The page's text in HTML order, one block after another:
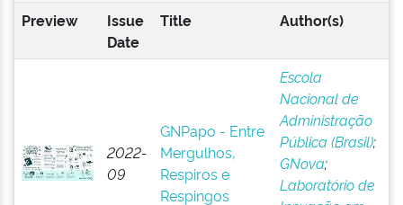
Preview
Issue
Date
Title Author(s)
2022-
09
GNPapo - Entre
Mergulhos,
Respiros e
Respingos
Escola
Nacional de
Administração
Pública (Brasil);
GNova;
Laboratório de